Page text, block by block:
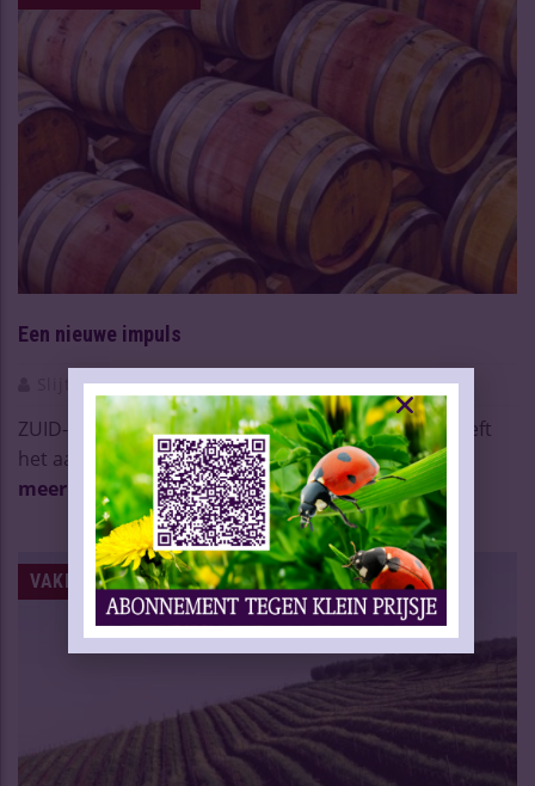
Een nieuwe impuls
Slijtersvakblad 17 Jan 2020
ZUID-AFRIKA – De Zuid-Afrikaanse wijnindustrie heeft
het aantal druiventelers in vijf jaar tijd met ...Lees
meer
VAKNIEUWS | WIJN